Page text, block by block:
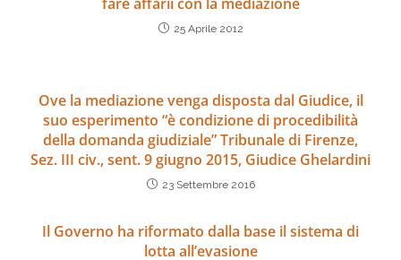
25 Aprile 2012
Ove la mediazione venga disposta dal Giudice, il
suo esperimento “è condizione di procedibilità
della domanda giudiziale” Tribunale di Firenze,
Sez. III civ., sent. 9 giugno 2015, Giudice Ghelardini
23 Settembre 2016
Il Governo ha riformato dalla base il sistema di
lotta all’evasione